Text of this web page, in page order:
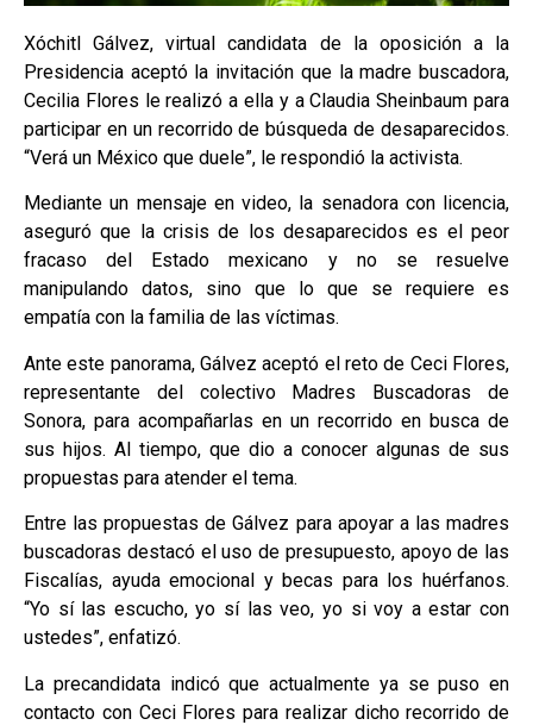
Xóchitl Gálvez, virtual candidata de la oposición a la
Presidencia aceptó la invitación que la madre buscadora,
Cecilia Flores le realizó a ella y a Claudia Sheinbaum para
participar en un recorrido de búsqueda de desaparecidos.
“Verá un México que duele”, le respondió la activista.
Mediante un mensaje en video, la senadora con licencia,
aseguró que la crisis de los desaparecidos es el peor
fracaso del Estado mexicano y no se resuelve
manipulando datos, sino que lo que se requiere es
empatía con la familia de las víctimas.
Ante este panorama, Gálvez aceptó el reto de Ceci Flores,
representante del colectivo Madres Buscadoras de
Sonora, para acompañarlas en un recorrido en busca de
sus hijos. Al tiempo, que dio a conocer algunas de sus
propuestas para atender el tema.
Entre las propuestas de Gálvez para apoyar a las madres
buscadoras destacó el uso de presupuesto, apoyo de las
Fiscalías, ayuda emocional y becas para los huérfanos.
“Yo sí las escucho, yo sí las veo, yo si voy a estar con
ustedes”, enfatizó.
La precandidata indicó que actualmente ya se puso en
contacto con Ceci Flores para realizar dicho recorrido de